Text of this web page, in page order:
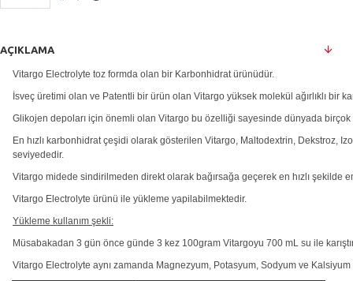
AÇIKLAMA
Vitargo Electrolyte toz formda olan bir Karbonhidrat ürünüdür.
İsveç üretimi olan ve Patentli bir ürün olan Vitargo yüksek molekül ağırlıklı bir
Glikojen depoları için önemli olan Vitargo bu özelliği sayesinde dünyada
En hızlı karbonhidrat çeşidi olarak gösterilen Vitargo, Maltodextrin, Dekstroz,
seviyededir.
Vitargo midede sindirilmeden direkt olarak bağırsağa geçerek en hızlı şekilde
Vitargo Electrolyte ürünü ile yükleme yapilabilmektedir.
Yükleme kullanım şekli:
Müsabakadan 3 gün önce günde 3 kez 100gram Vitargoyu 700 mL su ile
Vitargo Electrolyte aynı zamanda Magnezyum, Potasyum, Sodyum ve